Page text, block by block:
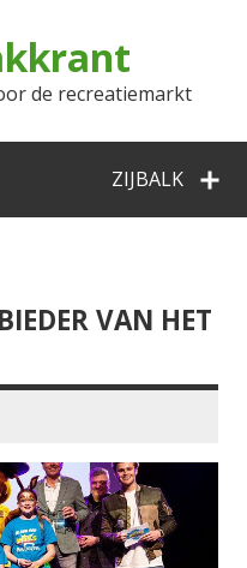
de recreatiemarkt
ZIJBALK
VAN HET